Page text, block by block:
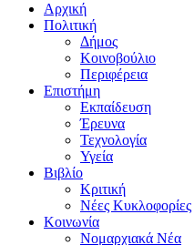
Αρχική
Πολιτική
Δήμος
Κοινοβούλιο
Περιφέρεια
Επιστήμη
Εκπαίδευση
Έρευνα
Τεχνολογία
Υγεία
Βιβλίο
Κριτική
Νέες Κυκλοφορίες
Κοινωνία
Νομαρχιακά Νέα